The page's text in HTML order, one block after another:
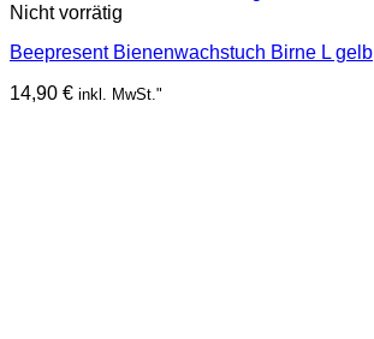
Nicht vorrätig
Beepresent Bienenwachstuch Birne L gelb
14,90 € inkl. MwSt."